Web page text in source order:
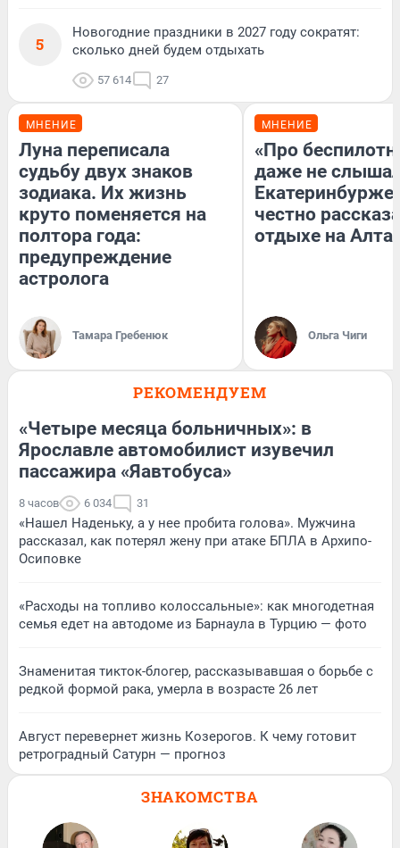
5
Новогодние праздники в 2027 году сократят:
сколько дней будем отдыхать
57 614 27
МНЕНИЕ
Луна переписала
судьбу двух знаков
зодиака. Их жизнь
круто поменяется на
полтора года:
предупреждение
астролога
Тамара Гребенюк
МНЕНИЕ
«Про
даже не
честно
отдыхе на
Ольга Чиги
РЕКОМЕНДУЕМ
«Четыре месяца больничных»: в
Ярославле автомобилист изувечил
пассажира «Яавтобуса»
8 часов 6 034 31
«Нашел Наденьку, а у нее пробита голова». Мужчина
рассказал, как потерял жену при атаке БПЛА в Архипо-
Осиповке
«Расходы на топливо колоссальные»: как многодетная
семья едет на автодоме из Барнаула в Турцию — фото
Знаменитая тикток-блогер, рассказывавшая о борьбе с
редкой формой рака, умерла в возрасте 26 лет
Август перевернет жизнь Козерогов. К чему готовит
ретроградный Сатурн — прогноз
ЗНАКОМСТВА